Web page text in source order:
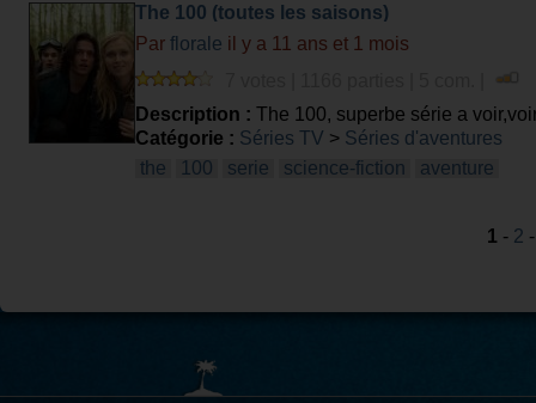
The 100 (toutes les saisons)
Par florale il y a 11 ans et 1 mois
Description : The 100, superbe série a
Catégorie : Séries TV > Séries d'aventures
the
100 serie science-fiction aventure
1 - 2